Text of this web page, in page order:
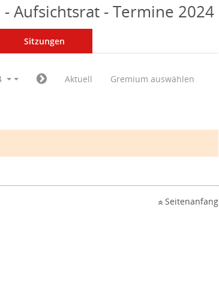
Aufsichtsrat - Termine 2024
Sitzungen
Aktuell Gremium auswählen
Seitenanfang